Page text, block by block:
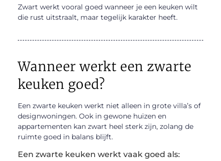
Zwart werkt vooral goed wanneer je een keuken wilt
die rust uitstraalt, maar tegelijk karakter heeft.
Wanneer werkt een zwarte
keuken goed?
Een zwarte keuken werkt niet alleen in grote villa’s of
designwoningen. Ook in gewone huizen en
appartementen kan zwart heel sterk zijn, zolang de
ruimte goed in balans blijft.
Een zwarte keuken werkt vaak goed als: